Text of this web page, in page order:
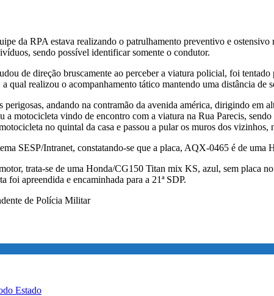
da RPA estava realizando o patrulhamento preventivo e
sendo possível identificar somente o condutor.
de direção bruscamente ao perceber a viatura policial, foi
qual realizou o acompanhamento tático mantendo uma distância
andando na contramão da avenida américa, dirigindo em
motocicleta vindo de encontro com a viatura na Rua Parecis,
no quintal da casa e passou a pular os muros dos vizinhos,
SESP/Intranet, constatando-se que a placa, AQX-0465 é de
trata-se de uma Honda/CG150 Titan mix KS, azul, sem placa
foi apreendida e encaminhada para a 21ª SDP.
de Polícia Militar
Estado